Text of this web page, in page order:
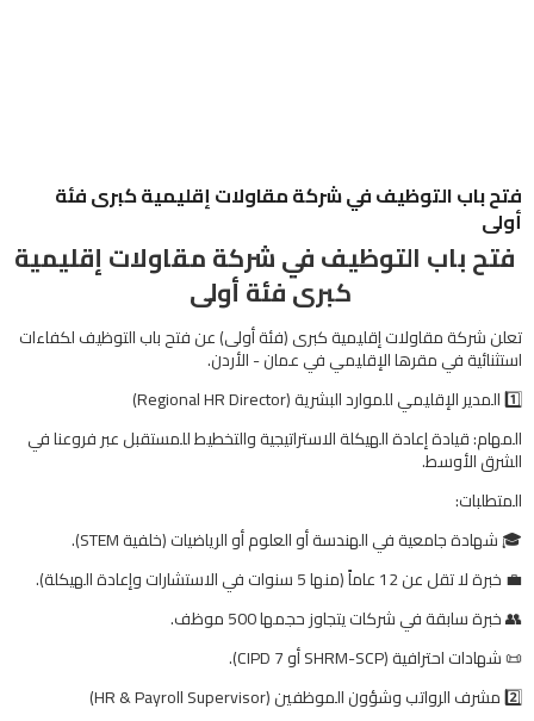
فتح باب التوظيف في شركة مقاولات إقليمية كبرى فئة
أولى
فتح باب التوظيف في شركة مقاولات إقليمية
كبرى فئة أولى
تعلن شركة مقاولات إقليمية كبرى (فئة أولى) عن فتح باب التوظيف لكفاءات
استثنائية في مقرها الإقليمي في عمان - الأردن.
​1️⃣ المدير الإقليمي للموارد البشرية (Regional HR Director)
​المهام: قيادة إعادة الهيكلة الاستراتيجية والتخطيط للمستقبل عبر فروعنا في
الشرق الأوسط.
المتطلبات:
​🎓 شهادة جامعية في الهندسة أو العلوم أو الرياضيات (خلفية STEM).
​💼 خبرة لا تقل عن 12 عاماً (منها 5 سنوات في الاستشارات وإعادة الهيكلة).
​👥 خبرة سابقة في شركات يتجاوز حجمها 500 موظف.
​📜 شهادات احترافية (SHRM-SCP أو CIPD 7).
​2️⃣ مشرف الرواتب وشؤون الموظفين (HR & Payroll Supervisor)